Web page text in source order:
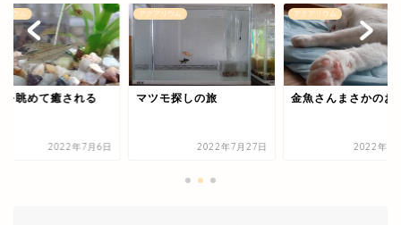
リウム
を眺めて癒される
2022年7月6日
アクアリウム
マツモ探しの旅
2022年7月27日
アクアリウム
金魚さんまさかのお
2022年7